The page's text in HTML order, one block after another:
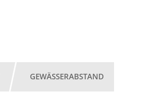
GEWÄSSERABSTAND